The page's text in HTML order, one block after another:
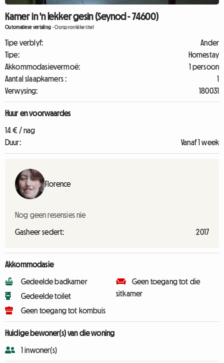
Kamer in 'n lekker gesin (Seynod - 74600)
Outomatiese vertaling -Oorspronklike titel
Tipe verblyf:
Ander
Tipe:
Homestay
Akkommodasievermoë:
1 persoon
Aantal slaapkamers :
1
Verwysing:
180031
Huur en voorwaardes
14 € / nag
Duur:
Vanaf 1 week
Florence
Nog geen resensies nie
Gasheer sedert: 2017
Akkommodasie
Gedeelde badkamer
Gedeelde toilet
Geen toegang tot kombuis
Geen toegang tot die
sitkamer
Huidige bewoner(s) van die woning
1 inwoner(s)